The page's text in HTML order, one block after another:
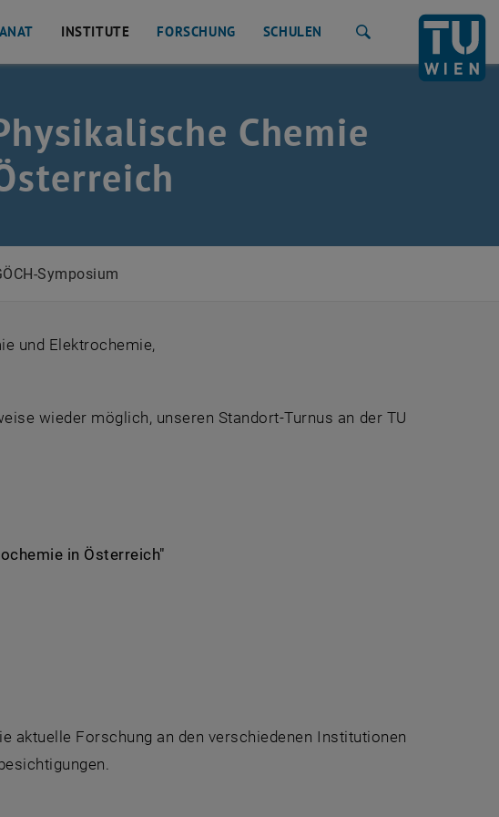
INSTITUTE FORSCHUNG SCHULEN
Chemie
Symposium
und Elektrochemie,
wieder möglich, unseren Standort-Turnus an der TU
in Österreich"
aktuelle Forschung an den verschiedenen Institutionen